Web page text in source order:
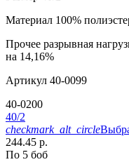
Материал 100%
Прочее разрывная
на 14,16%
Артикул 40-0099
40-0200
40/2
checkmark_alt_circle
244.45 р.
По 5 боб